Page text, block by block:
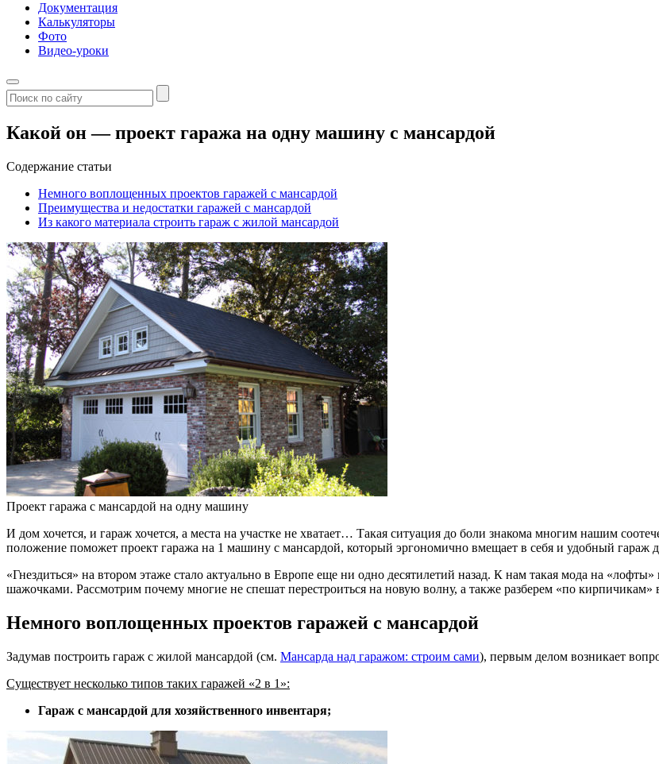
Документация
Калькуляторы
Фото
Видео-уроки
Какой он — проект гаража на одну машину с мансардой
Содержание статьи
Немного воплощенных проектов гаражей с мансардой
Преимущества и недостатки гаражей с мансардой
Из какого материала строить гараж с жилой мансардой
Проект гаража с мансардой на одну машину
И дом хочется, и гараж хочется, а места на участке не хватает… Такая ситуация до боли знакома многим нашим
положение поможет проект гаража на 1 машину с мансардой, который эргономично вмещает в себя и удобный
«Гнездиться» на втором этаже стало актуально в Европе еще ни одно десятилетий назад. К нам такая мода на
шажочками. Рассмотрим почему многие не спешат перестроиться на новую волну, а также разберем «по
Немного воплощенных проектов гаражей с мансардой
Задумав построить гараж с жилой мансардой (см. Мансарда над гаражом: строим сами), первым делом возникает
Существует несколько типов таких гаражей «2 в 1»:
Гараж с мансардой для хозяйственного инвентаря;